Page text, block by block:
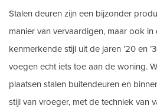
Stalen deuren zijn een bijzonder
manier van vervaardigen, maar ook
kenmerkende stijl uit de jaren ’20 en
voegen echt iets toe aan de woning.
plaatsen stalen buitendeuren en
stijl van vroeger, met de techniek van